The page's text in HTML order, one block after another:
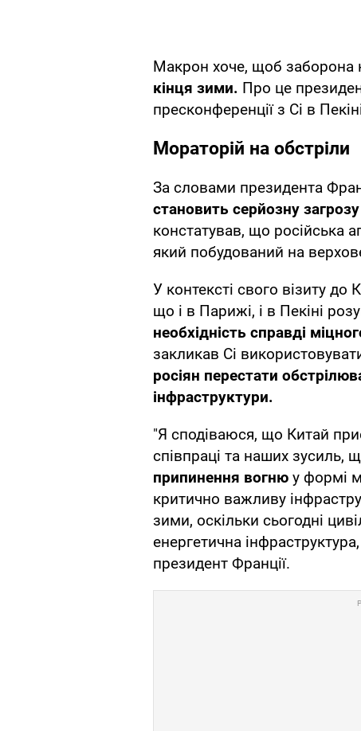
Макрон хоче, щоб заборона
кінця зими. Про це
пресконференції з Сі в
Мораторій на обстріли
За словами президента
становить серйозну
констатував, що російська
який побудований на
У контексті свого візиту
що і в Парижі, і в Пекіні
необхідність справді
закликав Сі
росіян перестати
інфраструктури.
"Я сподіваюся, що Китай
співпраці та наших зусиль,
припинення вогню у формі
критично важливу
зими, оскільки сьогодні
енергетична
президент Франції.